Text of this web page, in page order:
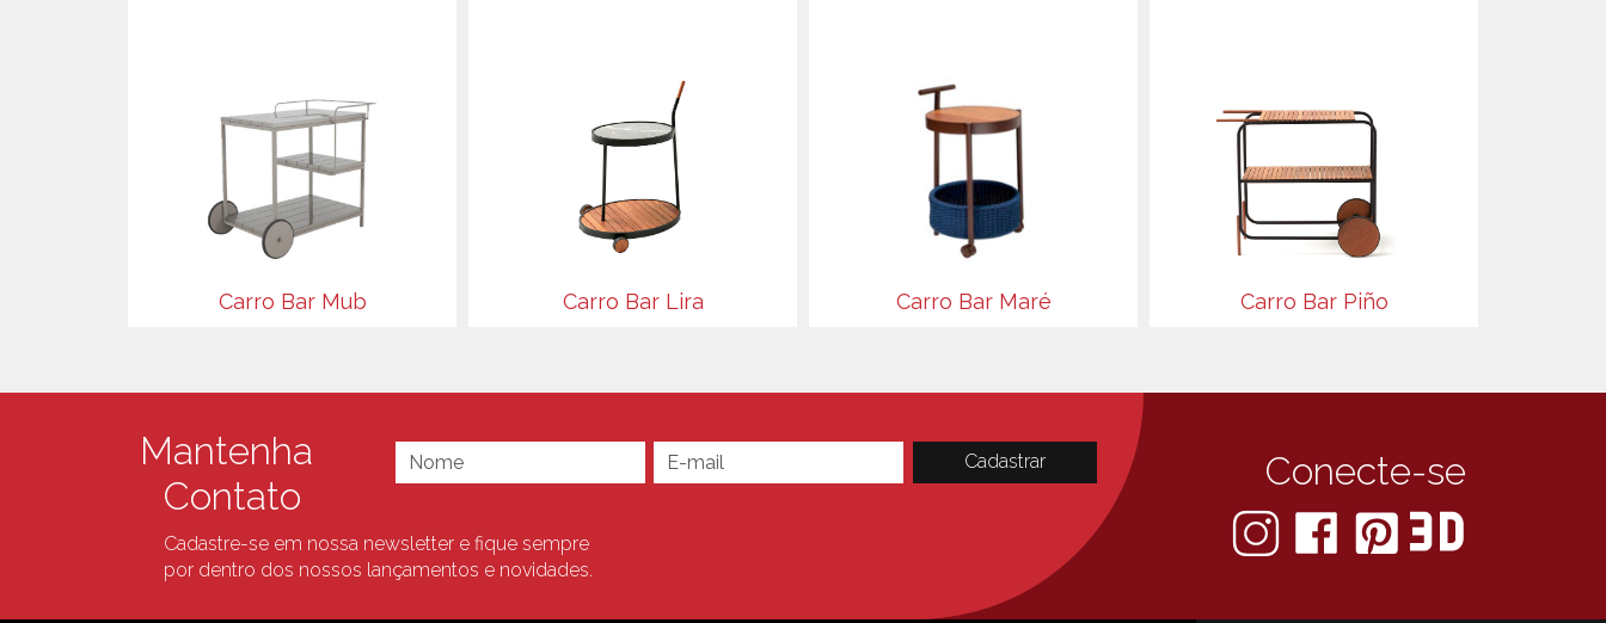
Carro Bar Mub Carro Bar Lira Carro Bar Maré Carro Bar Piño
Mantenha
Contato
Cadastre-se em nossa newsletter e fique sempre
por dentro dos nossos lançamentos e novidades.
Conecte-se